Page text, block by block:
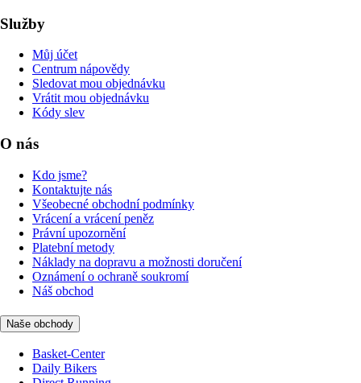
Služby
Můj účet
Centrum nápovědy
Sledovat mou objednávku
Vrátit mou objednávku
Kódy slev
O nás
Kdo jsme?
Kontaktujte nás
Všeobecné obchodní podmínky
Vrácení a vrácení peněz
Právní upozornění
Platební metody
Náklady na dopravu a možnosti doručení
Oznámení o ochraně soukromí
Náš obchod
Naše obchody
Basket-Center
Daily Bikers